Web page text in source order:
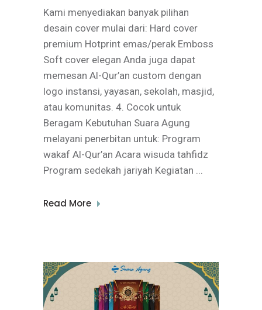
Kami menyediakan banyak pilihan
desain cover mulai dari: Hard cover
premium Hotprint emas/perak Emboss
Soft cover elegan Anda juga dapat
memesan Al-Qur’an custom dengan
logo instansi, yayasan, sekolah, masjid,
atau komunitas. 4. Cocok untuk
Beragam Kebutuhan Suara Agung
melayani penerbitan untuk: Program
wakaf Al-Qur’an Acara wisuda tahfidz
Program sedekah jariyah Kegiatan
Read More